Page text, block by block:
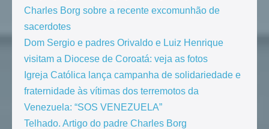
Charles Borg sobre a recente excomunhão de
sacerdotes
Dom Sergio e padres Orivaldo e Luiz Henrique
visitam a Diocese de Coroatá: veja as fotos
Igreja Católica lança campanha de solidariedade e
fraternidade às vítimas dos terremotos da
Venezuela: “SOS VENEZUELA”
Telhado. Artigo do padre Charles Borg